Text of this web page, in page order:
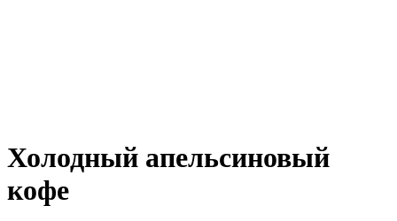
Холодный апельсиновый
кофе